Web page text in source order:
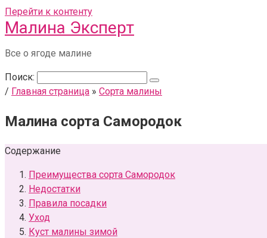
Перейти к контенту
Малина Эксперт
Все о ягоде малине
Поиск:
/ Главная страница » Сорта малины
Малина сорта Самородок
Содержание
Преимущества сорта Самородок
Недостатки
Правила посадки
Уход
Куст малины зимой